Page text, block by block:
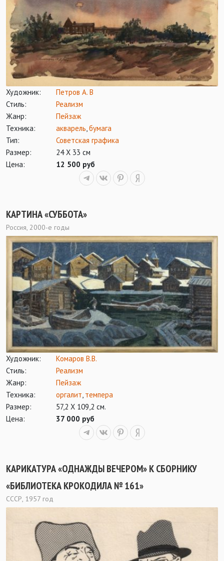
Художник:
Петров А. В
Стиль:
Реализм
Жанр:
Пейзаж
Техника:
акварель,бумага
Тип:
Советская графика
Размер:
24 Х 33 см
Цена:
12 500 руб
КАРТИНА «СУББОТА»
Россия, 2000-е годы
Художник:
Комаров В.В.
Стиль:
Реализм
Жанр:
Пейзаж
Техника:
оргалит, темпера
Размер:
57,2 Х 109,2 см.
Цена:
37 000 руб
КАРИКАТУРА «ОДНАЖДЫ ВЕЧЕРОМ» К СБОРНИКУ
«БИБЛИОТЕКА КРОКОДИЛА № 161»
СССР, 1957 год